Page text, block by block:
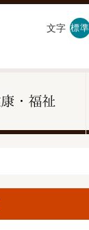
文字 標準